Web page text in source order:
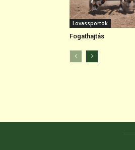
Lovassportok
Fogathajtás